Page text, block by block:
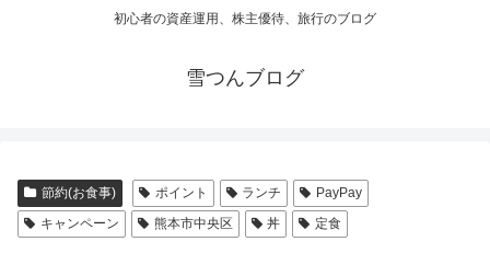
初心者の資産運用、株主優待、旅行のブログ
雪つんブログ
節約(お食事) ポイント ランチ
PayPay
キャンペーン
熊本市中央区 丼 定食